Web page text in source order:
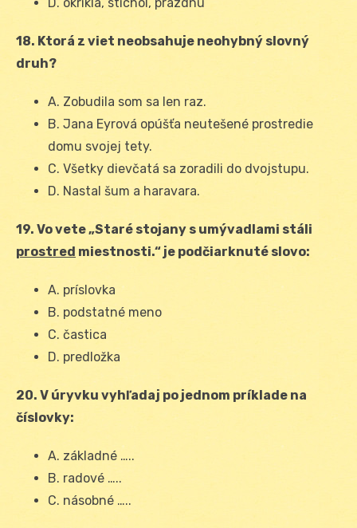
18. Ktorá z viet neobsahuje neohybný slovný
druh?
A. Zobudila som sa len raz.
B. Jana Eyrová opúšťa neutešené prostredie
domu svojej tety.
C. Všetky dievčatá sa zoradili do dvojstupu.
D. Nastal šum a haravara.
19. Vo vete „Staré stojany s umývadlami stáli
prostred miestnosti.“ je podčiarknuté slovo:
A. príslovka
B. podstatné meno
C. častica
D. predložka
20. V úryvku vyhľadaj po jednom príklade na
číslovky:
A. základné …..
B. radové …..
C. násobné …..